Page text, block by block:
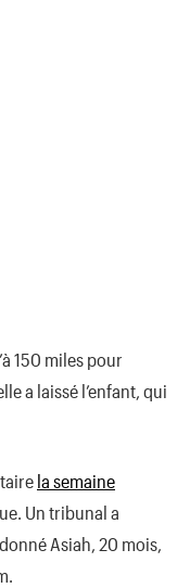
150 miles pour
a laissé l’enfant, qui
la semaine
Un tribunal a
Asiah, 20 mois,